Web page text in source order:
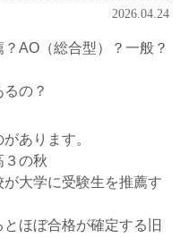
2026.04.24
AO（総合型）？一般？
の？
あります。
の秋
学に受験生を推薦す
ぼ合格が確定する旧